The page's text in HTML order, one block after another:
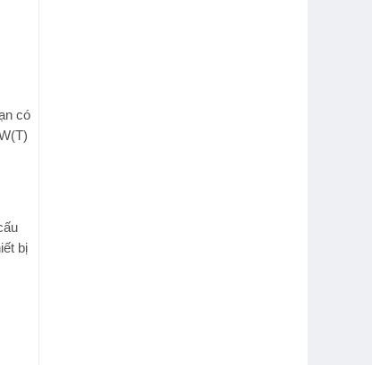
có
bị